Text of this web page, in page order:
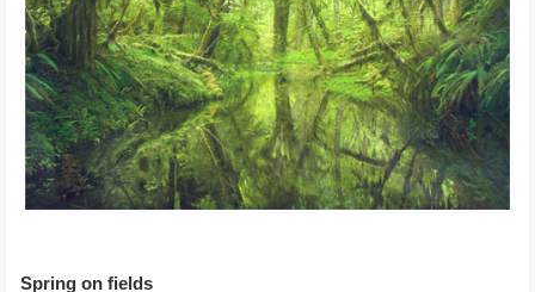
Spring on fields